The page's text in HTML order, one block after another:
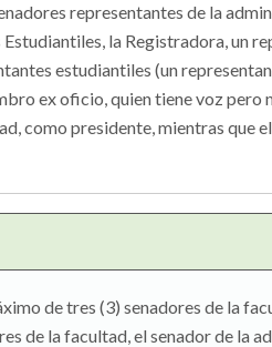
representantes de la
la Registradora, un
estudiantiles (un
ex oficio, quien tiene voz pero
como presidente, mientras que
de tres (3) senadores de la
de la facultad, el senador de la